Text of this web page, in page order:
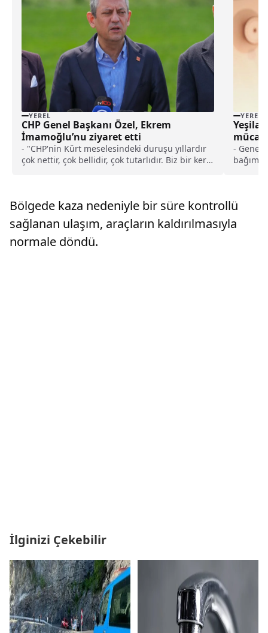
YEREL
CHP Genel Başkanı Özel, Ekrem
İmamoğlu’nu ziyaret etti
- "CHP'nin Kürt meselesindeki duruşu yıllardır
çok nettir, çok bellidir, çok tutarlıdır. Biz bir kere
Türkiye', diyorlar biz terörü de kınıyoruz,
terörsüz Türkiye'yi de destekliyoruz"
YEREL
- Genel
da öyle
Bölgede kaza nedeniyle bir süre kontrollü
sağlanan ulaşım, araçların kaldırılmasıyla
normale döndü.
İlginizi Çekebilir